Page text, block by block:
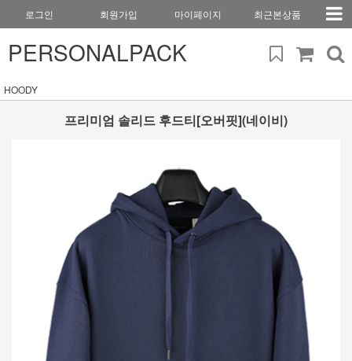
로그인 회원가입 마이페이지 최근본상품
PERSONALPACK
HOODY
프리미엄 솔리드 후드티[오버핏](네이비)